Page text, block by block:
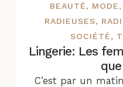
BEAUTÉ, MODE,
RADIEUSES,
SOCIÉTÉ,
Lingerie: Les
C’est par un